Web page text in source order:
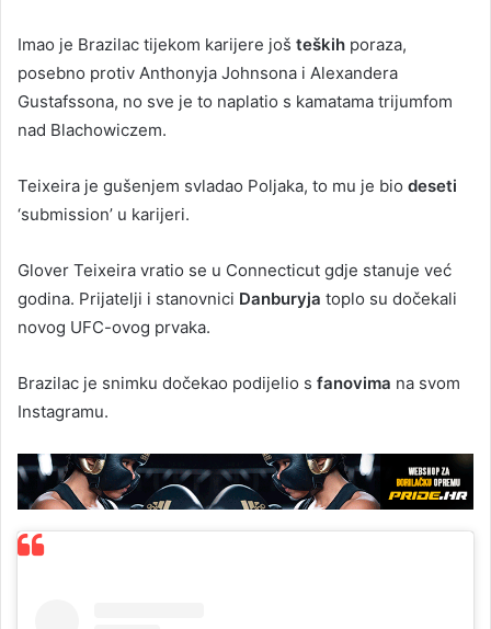
Imao je Brazilac tijekom karijere još teških poraza,
posebno protiv Anthonyja Johnsona i Alexandera
Gustafssona, no sve je to naplatio s kamatama trijumfom
nad Blachowiczem.
Teixeira je gušenjem svladao Poljaka, to mu je bio deseti
‘submission’ u karijeri.
Glover Teixeira vratio se u Connecticut gdje stanuje već
godina. Prijatelji i stanovnici Danburyja toplo su dočekali
novog UFC-ovog prvaka.
Brazilac je snimku dočekao podijelio s fanovima na svom
Instagramu.